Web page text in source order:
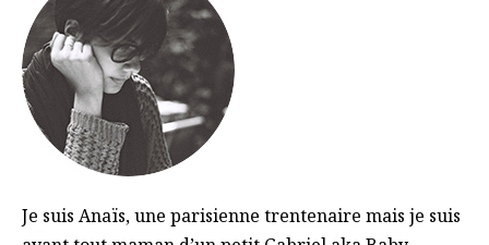
Je suis Anaïs, une parisienne trentenaire mais je suis